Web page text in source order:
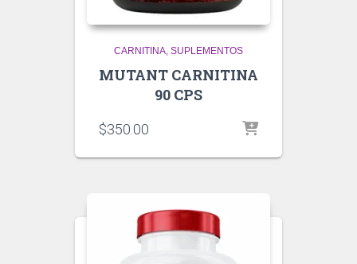
CARNITINA SUPLEMENTOS
MUTANT CARNITINA
90 CPS
$350.00